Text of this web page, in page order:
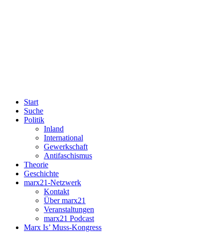
Start
Suche
Politik
Inland
International
Gewerkschaft
Antifaschismus
Theorie
Geschichte
marx21-Netzwerk
Kontakt
Über marx21
Veranstaltungen
marx21 Podcast
Marx Is’ Muss-Kongress